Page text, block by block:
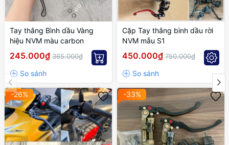
Tay thắng Bình dầu Vàng
hiệu NVM màu carbon
245.000₫ 365.000₫
Cặp Tay thắng bình dầu rời
NVM mẫu S1
450.000₫ 750.000₫
-26% -33%